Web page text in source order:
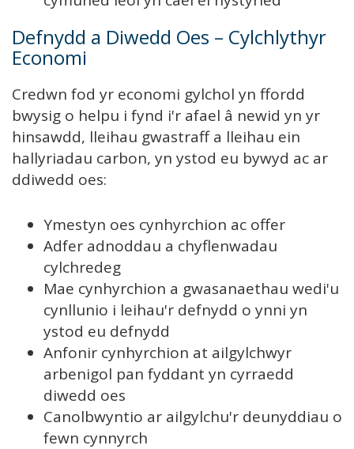
Defnydd a Diwedd Oes – Cylchlythyr
Economi
Credwn fod yr economi gylchol yn ffordd
bwysig o helpu i fynd i'r afael â newid yn yr
hinsawdd, lleihau gwastraff a lleihau ein
hallyriadau carbon, yn ystod eu bywyd ac ar
ddiwedd oes:
Ymestyn oes cynhyrchion ac offer
Adfer adnoddau a chyflenwadau
cylchredeg
Mae cynhyrchion a gwasanaethau wedi'u
cynllunio i leihau'r defnydd o ynni yn
ystod eu defnydd
Anfonir cynhyrchion at ailgylchwyr
arbenigol pan fyddant yn cyrraedd
diwedd oes
Canolbwyntio ar ailgylchu'r deunyddiau o
fewn cynnyrch